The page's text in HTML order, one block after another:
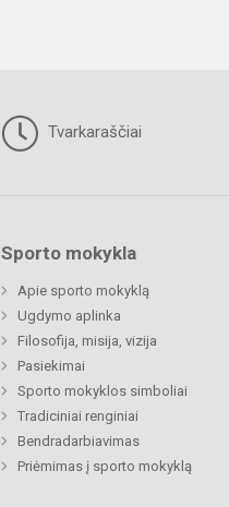
Tvarkaraščiai
Sporto mokykla
Apie sporto mokyklą
Ugdymo aplinka
Filosofija, misija, vizija
Pasiekimai
Sporto mokyklos simboliai
Tradiciniai renginiai
Bendradarbiavimas
Priėmimas į sporto mokyklą